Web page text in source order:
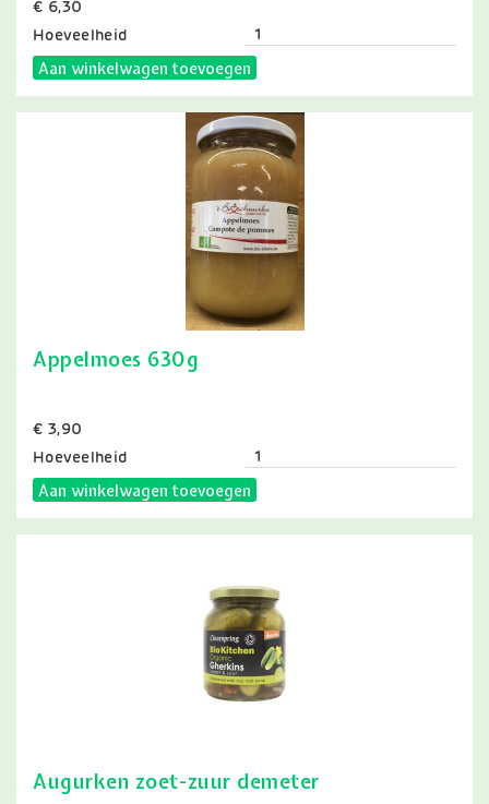
Prijs
€ 6,30
Hoeveelheid
Aan winkelwagen toevoegen
Appelmoes 630g
Prijs
€ 3,90
Hoeveelheid
Aan winkelwagen toevoegen
Augurken zoet-zuur demeter